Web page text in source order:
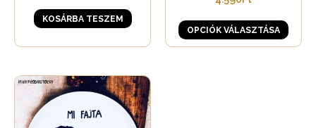
KOSÁRBA TESZEM
OPCIÓK VÁLASZTÁSA